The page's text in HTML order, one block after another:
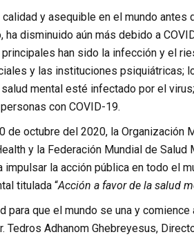
y asequible en el mundo antes
disminuido aún más debido a
han sido la infección y el
y las instituciones psiquiátricas;
mental esté infectado por el
con COVID-19.
octubre del 2020, la Organización
y la Federación Mundial de Salud
la acción pública en todo el
titulada “Acción a favor de la salud
para que el mundo se una y
Adhanom Ghebreyesus,